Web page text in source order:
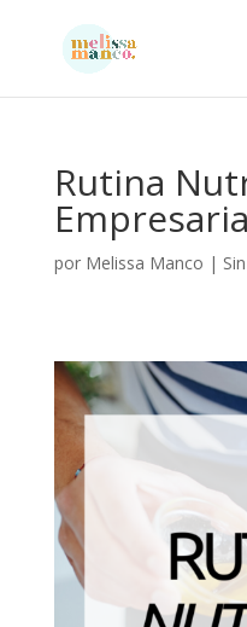
Rutina
por Melissa Manco |